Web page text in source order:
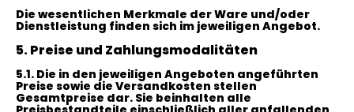
Die wesentlichen Merkmale der Ware und/oder
Dienstleistung finden sich im jeweiligen Angebot.
5. Preise und Zahlungsmodalitäten
5.1. Die in den jeweiligen Angeboten angeführten
Preise sowie die Versandkosten stellen
Gesamtpreise dar. Sie beinhalten alle